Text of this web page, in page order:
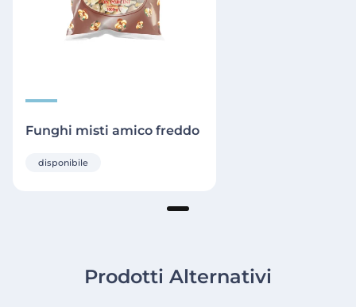
Funghi misti amico freddo
disponibile
Prodotti Alternativi